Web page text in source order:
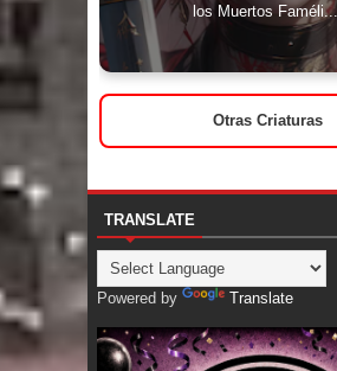
los Muertos Faméli...
Otras Criaturas
TRANSLATE
Powered by Translate